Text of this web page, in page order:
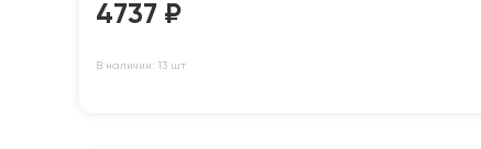
4737 ₽
В наличии: 13 шт